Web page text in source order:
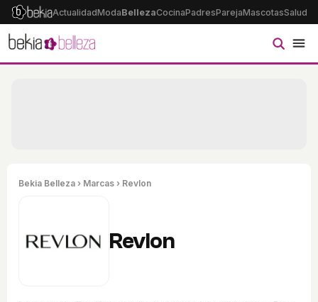
ActualidadModaBellezaCocinaPadresParejaMascotasSalud
Bekia Belleza › Marcas › Revlon
Revlon